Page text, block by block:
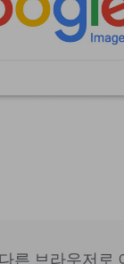
른 브라우저로